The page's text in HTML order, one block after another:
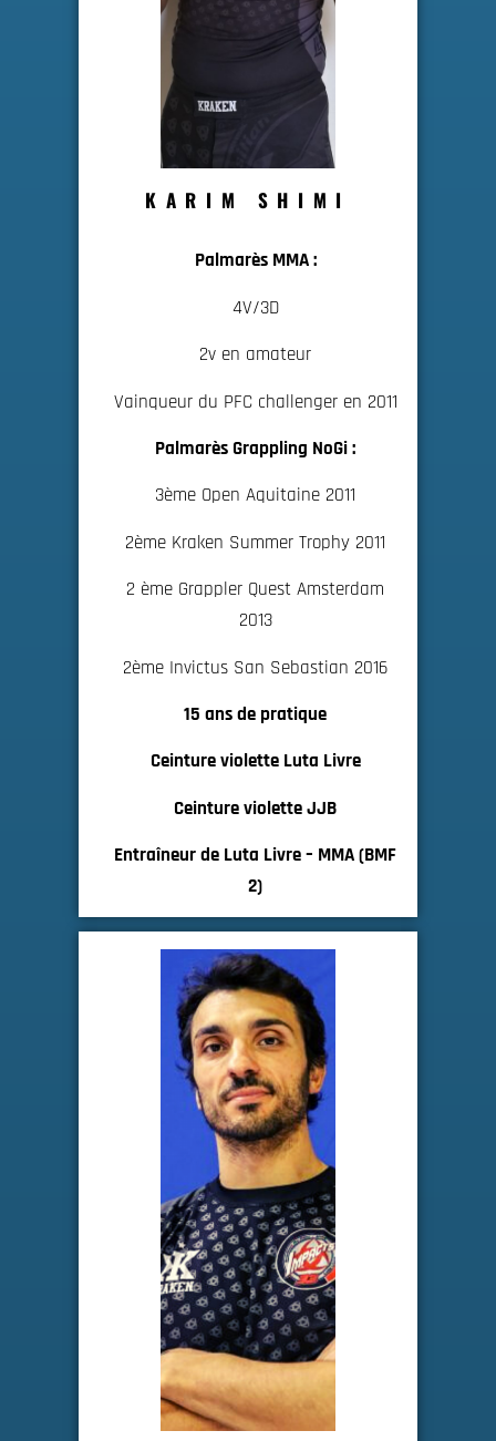
KARIM SHIMI
Palmarès MMA :
4V/3D
2v en amateur
Vainqueur du PFC challenger en 2011
Palmarès Grappling NoGi :
3ème Open Aquitaine 2011
2ème Kraken Summer Trophy 2011
2 ème Grappler Quest Amsterdam
2013
2ème Invictus San Sebastian 2016
15 ans de pratique
Ceinture violette Luta Livre
Ceinture violette JJB
Entraîneur de Luta Livre – MMA (BMF
2)